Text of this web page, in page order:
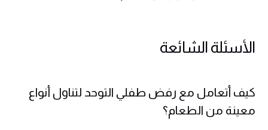
الأسئلة الشائعة
كيف أتعامل مع رفض طفلي التوحد لتناول أنواع
معينة من الطعام؟